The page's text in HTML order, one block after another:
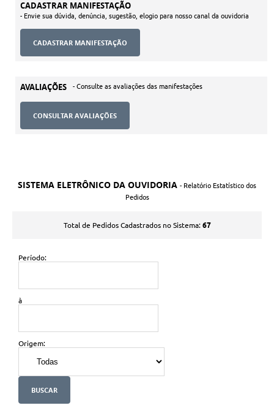
CADASTRAR MANIFESTAÇÃO
- Envie sua dúvida, denúncia, sugestão, elogio para nosso canal da ouvidoria
AVALIAÇÕES - Consulte as avaliações das manifestações
CONSULTAR AVALIAÇÕES
SISTEMA ELETRÔNICO DA OUVIDORIA - Relatório Estatístico dos
Pedidos
Total de Pedidos Cadastrados no Sistema: 67
Período:
à
Origem: